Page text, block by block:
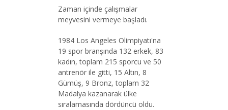
Zaman içinde çalışmalar
meyvesini vermeye başladı.
1984 Los Angeles Olimpiyatı'na
19 spor branşında 132 erkek, 83
kadın, toplam 215 sporcu ve 50
antrenör ile gitti, 15 Altın, 8
Gümüş, 9 Bronz, toplam 32
Madalya kazanarak ülke
sıralamasında dördüncü oldu.